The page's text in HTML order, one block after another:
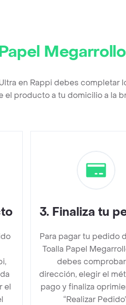
en Rappi debes completar
el producto a tu domicilio a la
el
3. Finaliza tu
Para pagar tu pedido
Toalla Papel
debes
dirección, elegir el
pago y finaliza
“Realizar